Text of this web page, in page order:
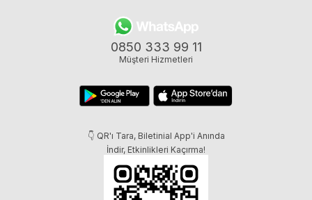
0850 333 99 11
Müşteri Hizmetleri
👇 QR'ı Tara, Biletinial App'i Anında
İndir, Etkinlikleri Kaçırma!